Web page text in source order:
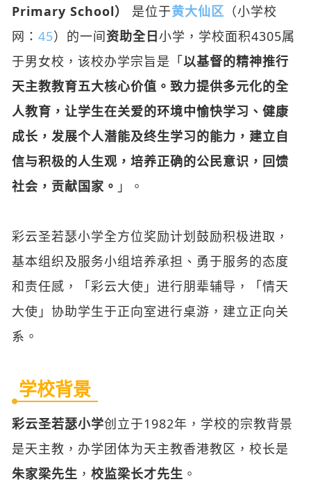
Primary School）
是位于黄大仙区 （小学校
网： 45）的一间资助全日小学，学校面积4305属
于男女校，该校办学宗旨是「以基督的精神推行
天主教教育五大核心价值。致力提供多元化的全
人教育，让学生在关爱的环境中愉快学习、健康
成长，发展个人潜能及终生学习的能力，建立自
信与积极的人生观，培养正确的公民意识，回馈
社会，贡献国家。 」。
彩云圣若瑟小学全方位奖励计划鼓励积极进取，
基本组织及服务小组培养承担、勇于服务的态度
和责任感，「彩云大使」进行朋辈辅导，「情天
大使」协助学生于正向室进行桌游，建立正向关
系。
学校背景
彩云圣若瑟小学创立于1982年，学校的宗教背景
是天主教，办学团体为天主教香港教区，校长是
朱家梁先生 ， 校监梁长才先生 。